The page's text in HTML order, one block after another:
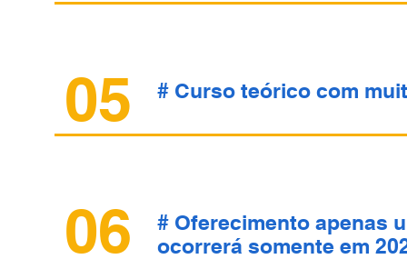
05 # Curso teórico com
06
# Oferecimento apenas
ocorrerá somente em